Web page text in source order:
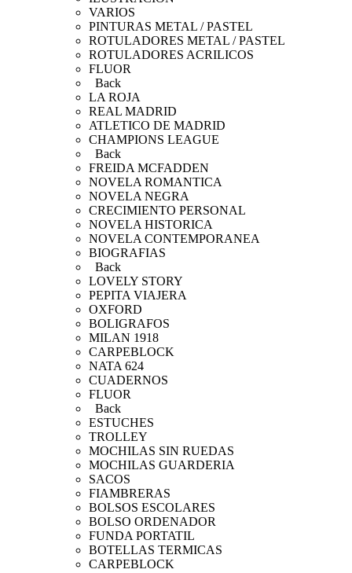
VARIOS
PINTURAS METAL / PASTEL
ROTULADORES METAL / PASTEL
ROTULADORES ACRILICOS
FLUOR
Back
LA ROJA
REAL MADRID
ATLETICO DE MADRID
CHAMPIONS LEAGUE
Back
FREIDA MCFADDEN
NOVELA ROMANTICA
NOVELA NEGRA
CRECIMIENTO PERSONAL
NOVELA HISTORICA
NOVELA CONTEMPORANEA
BIOGRAFIAS
Back
LOVELY STORY
PEPITA VIAJERA
OXFORD
BOLIGRAFOS
MILAN 1918
CARPEBLOCK
NATA 624
CUADERNOS
FLUOR
Back
ESTUCHES
TROLLEY
MOCHILAS SIN RUEDAS
MOCHILAS GUARDERIA
SACOS
FIAMBRERAS
BOLSOS ESCOLARES
BOLSO ORDENADOR
FUNDA PORTATIL
BOTELLAS TERMICAS
CARPEBLOCK